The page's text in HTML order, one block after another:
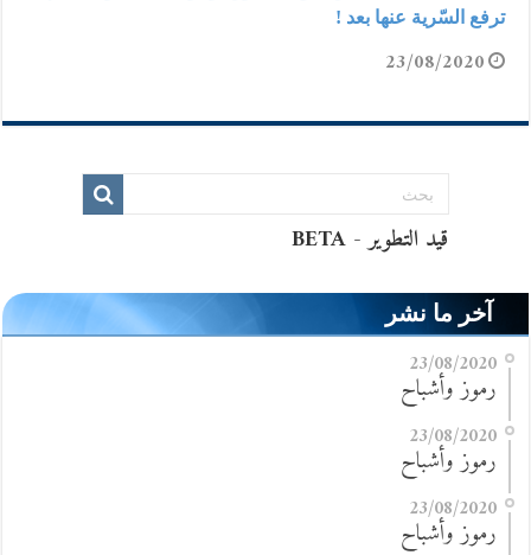
ترفع السّرية عنها بعد !
23/08/2020
آخر ما نشر
23/08/2020
رموز وأشباح
23/08/2020
رموز وأشباح
23/08/2020
رموز وأشباح